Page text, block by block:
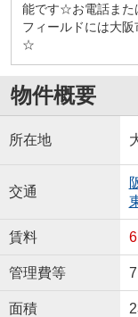
能です☆お電話また
フィールドには大
☆
物件概要
所在地
交通
賃料
管理費等
面積